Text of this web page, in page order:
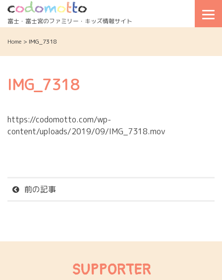
Skip
to
content
富士・富士宮のファミリー・キッズ情報サイト
Home > IMG_7318
IMG_7318
https://codomotto.com/wp-
content/uploads/2019/09/IMG_7318.mov
前の記事
SUPPORTER